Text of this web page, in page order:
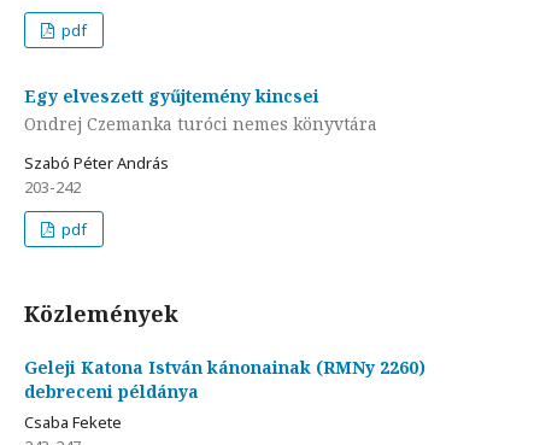
pdf
Egy elveszett gyűjtemény kincsei
Ondrej Czemanka turóci nemes könyvtára
Szabó Péter András
203-242
pdf
Közlemények
Geleji Katona István kánonainak (RMNy 2260)
debreceni példánya
Csaba Fekete